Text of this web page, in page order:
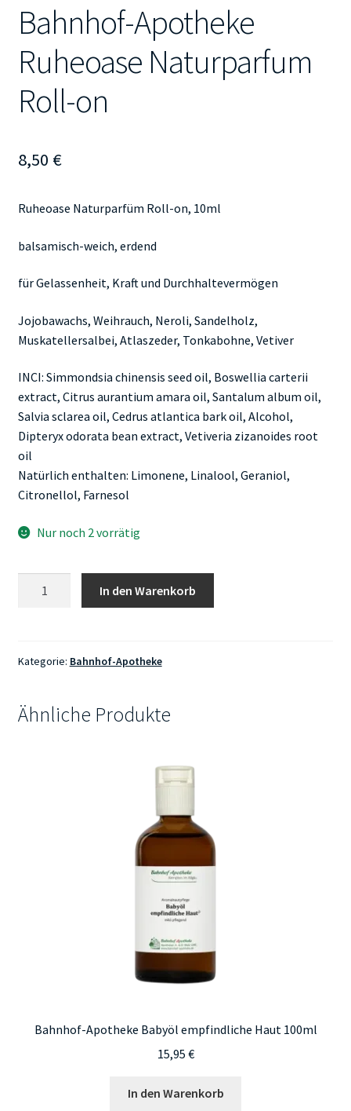
Bahnhof-Apotheke
Ruheoase Naturparfum
Roll-on
8,50 €
Ruheoase Naturparfüm Roll-on, 10ml
balsamisch-weich, erdend
für Gelassenheit, Kraft und Durchhaltevermögen
Jojobawachs, Weihrauch, Neroli, Sandelholz,
Muskatellersalbei, Atlaszeder, Tonkabohne, Vetiver
INCI: Simmondsia chinensis seed oil, Boswellia carterii
extract, Citrus aurantium amara oil, Santalum album oil,
Salvia sclarea oil, Cedrus atlantica bark oil, Alcohol,
Dipteryx odorata bean extract, Vetiveria zizanoides root
oil
Natürlich enthalten: Limonene, Linalool, Geraniol,
Citronellol, Farnesol
Nur noch 2 vorrätig
Roll-
In den Warenkorb
Kategorie: Bahnhof-Apotheke
Ähnliche Produkte
Bahnhof-Apotheke Babyöl empfindliche Haut 100ml
15,95 €
In den Warenkorb